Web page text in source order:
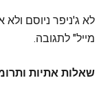
לא ג'ניפר ניוסם
מייל" לתגובה.
שאלות אתיות